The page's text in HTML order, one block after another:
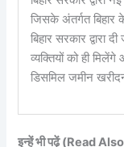
जिसके अंतर्गत
बिहार सरकार द्वारा
व्यक्तियों को ही
डिसमिल जमीन
इन्हें भी पढ़ें (Read